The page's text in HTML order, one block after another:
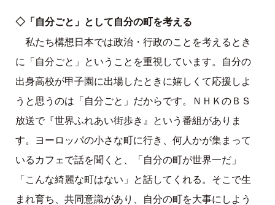
◇「自分ごと」として自分の町を考える
私たち構想日本では政治・行政のことを考えるとき
に「自分ごと」ということを重視しています。自分の
出身高校が甲子園に出場したときに嬉しくて応援しよ
うと思うのは「自分ごと」だからです。ＮＨＫのＢＳ
放送で『世界ふれあい街歩き』という番組がありま
す。ヨーロッパの小さな町に行き、何人かが集まって
いるカフェで話を聞くと、「自分の町が世界一だ」
「こんな綺麗な町はない」と話してくれる。そこで生
まれ育ち、共同意識があり、自分の町を大事にしよう